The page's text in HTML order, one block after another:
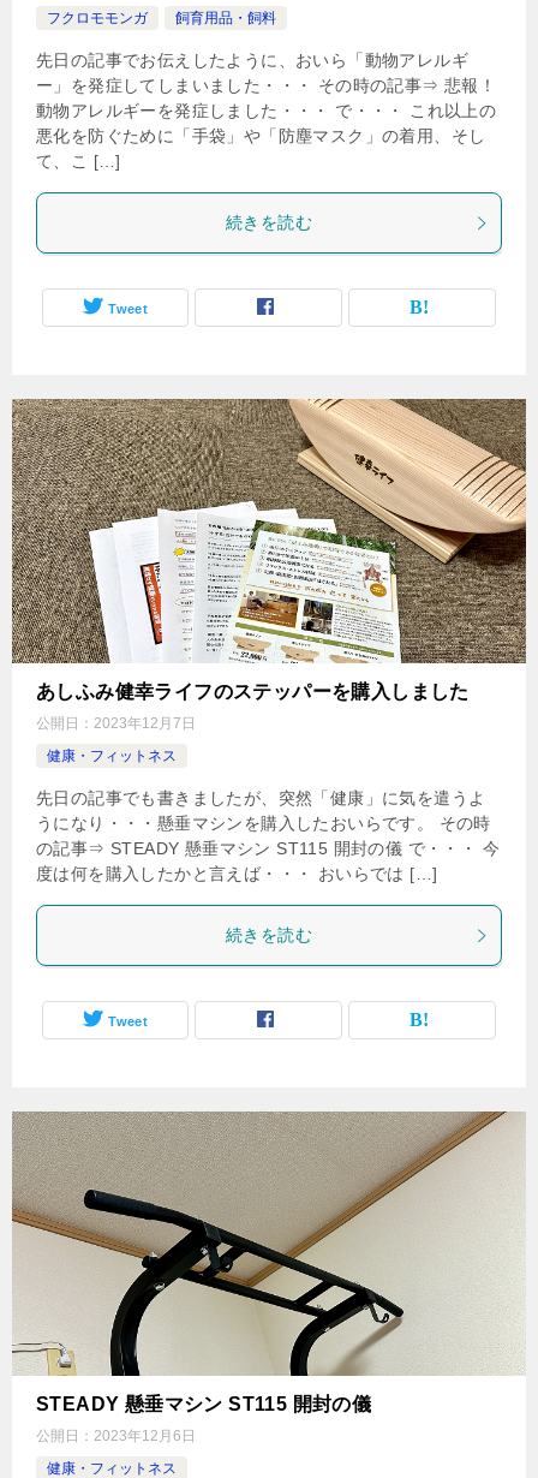
フクロモモンガ
飼育用品・飼料
先日の記事でお伝えしたように、おいら「動物アレルギ
ー」を発症してしまいました・・・ その時の記事⇒ 悲報！
動物アレルギーを発症しました・・・ で・・・ これ以上の
悪化を防ぐために「手袋」や「防塵マスク」の着用、そし
て、こ […]
続きを読む
Tweet
あしふみ健幸ライフのステッパーを購入しました
公開日： 2023年12月7日
健康・フィットネス
先日の記事でも書きましたが、突然「健康」に気を遣うよ
うになり・・・懸垂マシンを購入したおいらです。 その時
の記事⇒ STEADY 懸垂マシン ST115 開封の儀 で・・・ 今
度は何を購入したかと言えば・・・ おいらでは […]
続きを読む
Tweet
STEADY 懸垂マシン ST115 開封の儀
公開日： 2023年12月6日
健康・フィットネス